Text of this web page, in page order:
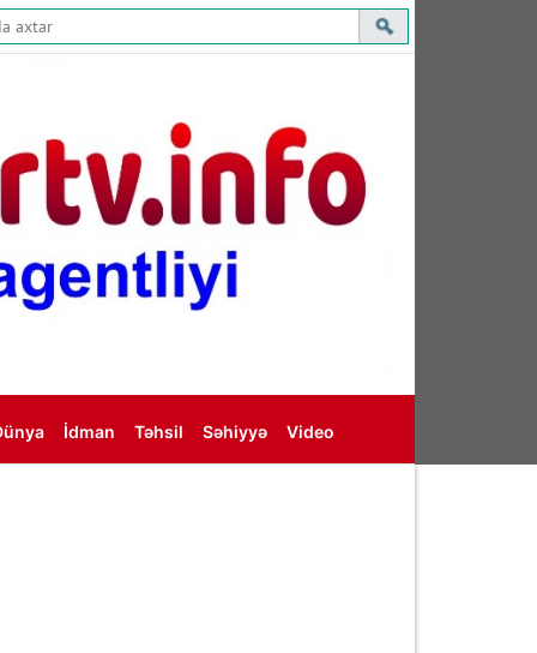
İdman Təhsil Səhiyyə Video